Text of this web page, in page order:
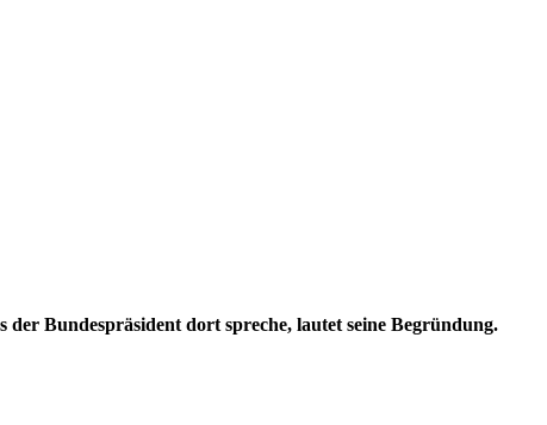
Bundespräsident dort spreche, lautet seine Begründung.